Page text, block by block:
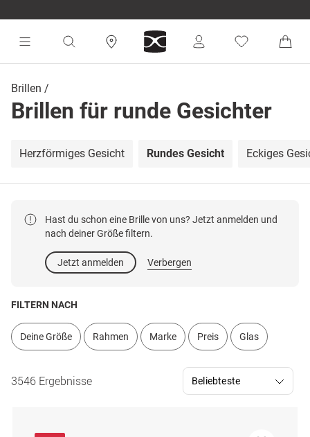
Brillen
Brillen für runde Gesichter
Herzförmiges Gesicht Rundes Gesicht Eckiges
Hast du schon eine Brille von uns? Jetzt anmelden und
nach deiner Größe filtern.
Jetzt anmelden Verbergen
FILTERN NACH
Deine Größe Rahmen Marke Preis Glas
3546 Ergebnisse